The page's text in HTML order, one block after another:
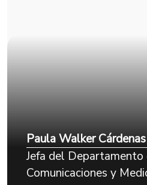
Paula Walker Cárdenas
Jefa del Departamento
Comunicaciones y